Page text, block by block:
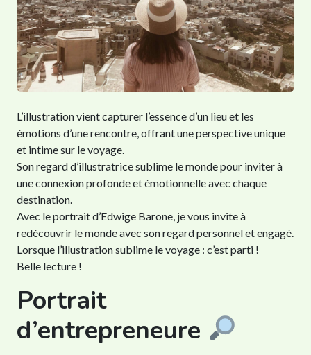
L’illustration vient capturer l’essence d’un lieu et les
émotions d’une rencontre, offrant une perspective unique
et intime sur le voyage.
Son regard d’illustratrice sublime le monde pour inviter à
une connexion profonde et émotionnelle avec chaque
destination.
Avec le portrait d’Edwige Barone, je vous invite à
redécouvrir le monde avec son regard personnel et engagé.
Lorsque l’illustration sublime le voyage : c’est parti !
Belle lecture !
Portrait
d’entrepreneure